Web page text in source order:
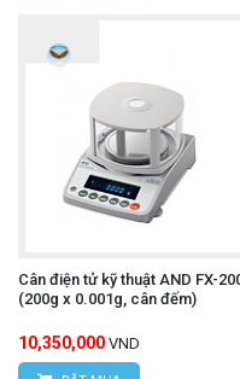
Cân điện tử kỹ thuật AND FX-
(200g x 0.001g, cân đếm)
10,350,000 VND